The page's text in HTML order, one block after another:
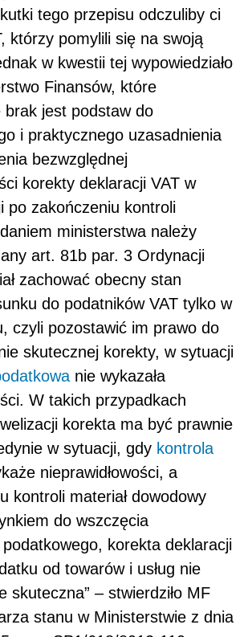
tego przepisu odczuliby ci
którzy pomylili się na swoją
w kwestii tej wypowiedziało
Finansów, które
brak jest podstaw do
i praktycznego uzasadnienia
bezwzględnej
korekty deklaracji VAT w
po zakończeniu kontroli
ministerstwa należy
art. 81b par. 3 Ordynacji
zachować obecny stan
do podatników VAT tylko w
czyli pozostawić im prawo do
skutecznej korekty, w sytuacji
nie wykazała
W takich przypadkach
korekta ma być prawnie
w sytuacji, gdy kontrola
nieprawidłowości, a
kontroli materiał dowodowy
do wszczęcia
korekta deklaracji
od towarów i usług nie
skuteczna” – stwierdziło MF
stanu w Ministerstwie z dnia